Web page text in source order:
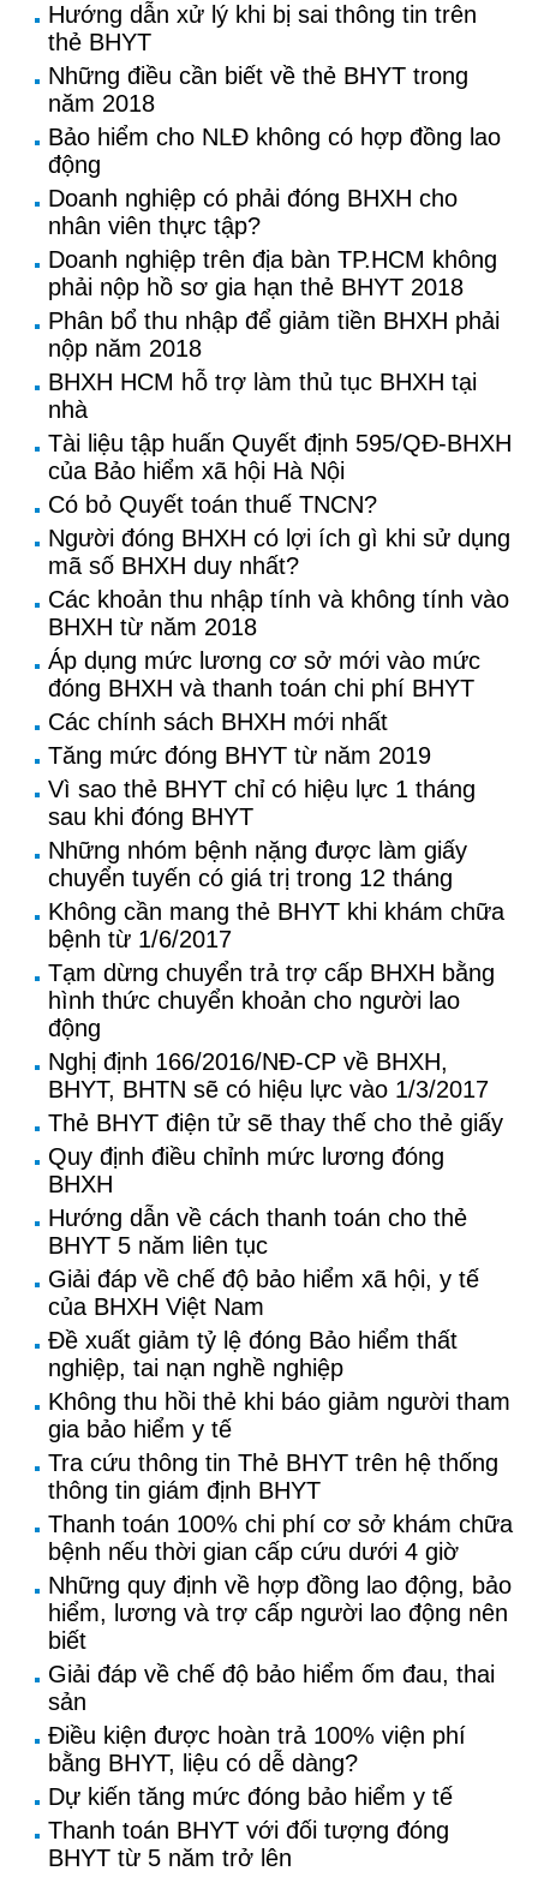
Hướng dẫn xử lý khi bị sai thông tin trên
thẻ BHYT
Những điều cần biết về thẻ BHYT trong
năm 2018
Bảo hiểm cho NLĐ không có hợp đồng lao
động
Doanh nghiệp có phải đóng BHXH cho
nhân viên thực tập?
Doanh nghiệp trên địa bàn TP.HCM không
phải nộp hồ sơ gia hạn thẻ BHYT 2018
Phân bổ thu nhập để giảm tiền BHXH phải
nộp năm 2018
BHXH HCM hỗ trợ làm thủ tục BHXH tại
nhà
Tài liệu tập huấn Quyết định 595/QĐ-BHXH
của Bảo hiểm xã hội Hà Nội
Có bỏ Quyết toán thuế TNCN?
Người đóng BHXH có lợi ích gì khi sử dụng
mã số BHXH duy nhất?
Các khoản thu nhập tính và không tính vào
BHXH từ năm 2018
Áp dụng mức lương cơ sở mới vào mức
đóng BHXH và thanh toán chi phí BHYT
Các chính sách BHXH mới nhất
Tăng mức đóng BHYT từ năm 2019
Vì sao thẻ BHYT chỉ có hiệu lực 1 tháng
sau khi đóng BHYT
Những nhóm bệnh nặng được làm giấy
chuyển tuyến có giá trị trong 12 tháng
Không cần mang thẻ BHYT khi khám chữa
bệnh từ 1/6/2017
Tạm dừng chuyển trả trợ cấp BHXH bằng
hình thức chuyển khoản cho người lao
động
Nghị định 166/2016/NĐ-CP về BHXH,
BHYT, BHTN sẽ có hiệu lực vào 1/3/2017
Thẻ BHYT điện tử sẽ thay thế cho thẻ giấy
Quy định điều chỉnh mức lương đóng
BHXH
Hướng dẫn về cách thanh toán cho thẻ
BHYT 5 năm liên tục
Giải đáp về chế độ bảo hiểm xã hội, y tế
của BHXH Việt Nam
Đề xuất giảm tỷ lệ đóng Bảo hiểm thất
nghiệp, tai nạn nghề nghiệp
Không thu hồi thẻ khi báo giảm người tham
gia bảo hiểm y tế
Tra cứu thông tin Thẻ BHYT trên hệ thống
thông tin giám định BHYT
Thanh toán 100% chi phí cơ sở khám chữa
bệnh nếu thời gian cấp cứu dưới 4 giờ
Những quy định về hợp đồng lao động, bảo
hiểm, lương và trợ cấp người lao động nên
biết
Giải đáp về chế độ bảo hiểm ốm đau, thai
sản
Điều kiện được hoàn trả 100% viện phí
bằng BHYT, liệu có dễ dàng?
Dự kiến tăng mức đóng bảo hiểm y tế
Thanh toán BHYT với đối tượng đóng
BHYT từ 5 năm trở lên